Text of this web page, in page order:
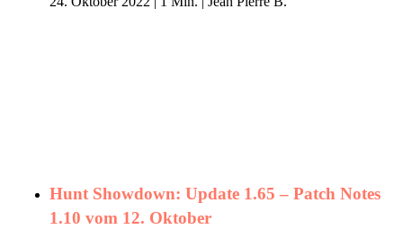
Hunt Showdown: Update 1.65 – Patch Notes
1.10 vom 12. Oktober